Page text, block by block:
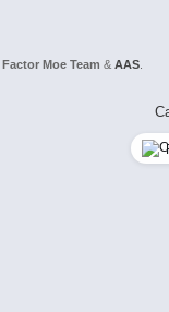
Factor Moe Team &AAS